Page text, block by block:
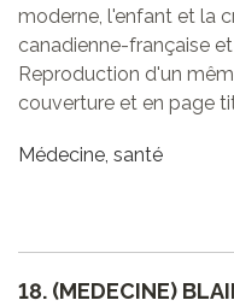
moderne, l'enfant et la
canadienne-française
Reproduction d'un
couverture et en page
Médecine, santé
18. (MEDECINE)